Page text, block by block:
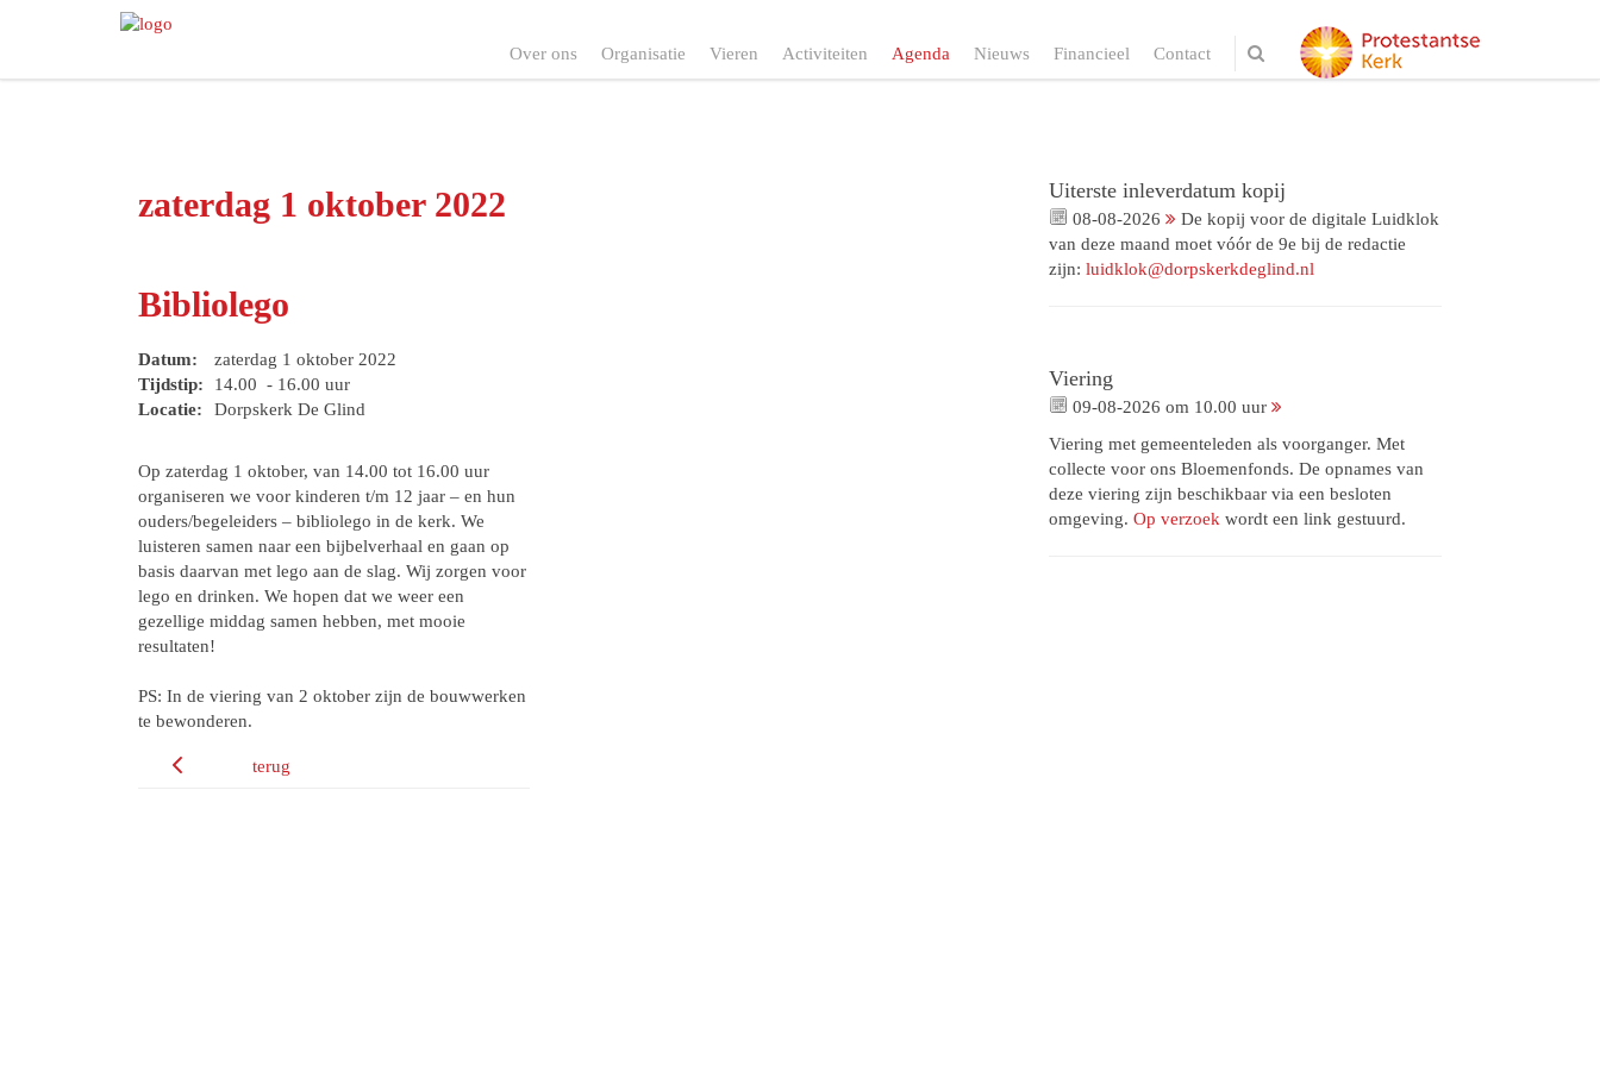
Over ons Organisatie Vieren Activiteiten Agenda Nieuws Financieel Contact
zaterdag 1 oktober 2022
Bibliolego
Datum:
zaterdag 1 oktober 2022
Tijdstip:
14.00 - 16.00 uur
Locatie:
Dorpskerk De Glind
Op zaterdag 1 oktober, van 14.00 tot 16.00 uur
organiseren we voor kinderen t/m 12 jaar – en hun
ouders/begeleiders – bibliolego in de kerk. We
luisteren samen naar een bijbelverhaal en gaan op
basis daarvan met lego aan de slag. Wij zorgen voor
lego en drinken. We hopen dat we weer een
gezellige middag samen hebben, met mooie
resultaten!
PS: In de viering van 2 oktober zijn de bouwwerken
te bewonderen.
terug
Uiterste inleverdatum kopij
08-08-2026
De kopij voor de digitale Luidklok
van deze maand moet vóór de 9e bij de redactie
zijn:luidklok@dorpskerkdeglind.nl
Viering
09-08-2026 om 10.00 uur
Viering met gemeenteleden als voorganger. Met
collecte voor ons Bloemenfonds. De opnames van
deze viering zijn beschikbaar via een besloten
omgeving.Op verzoek wordt een link gestuurd.